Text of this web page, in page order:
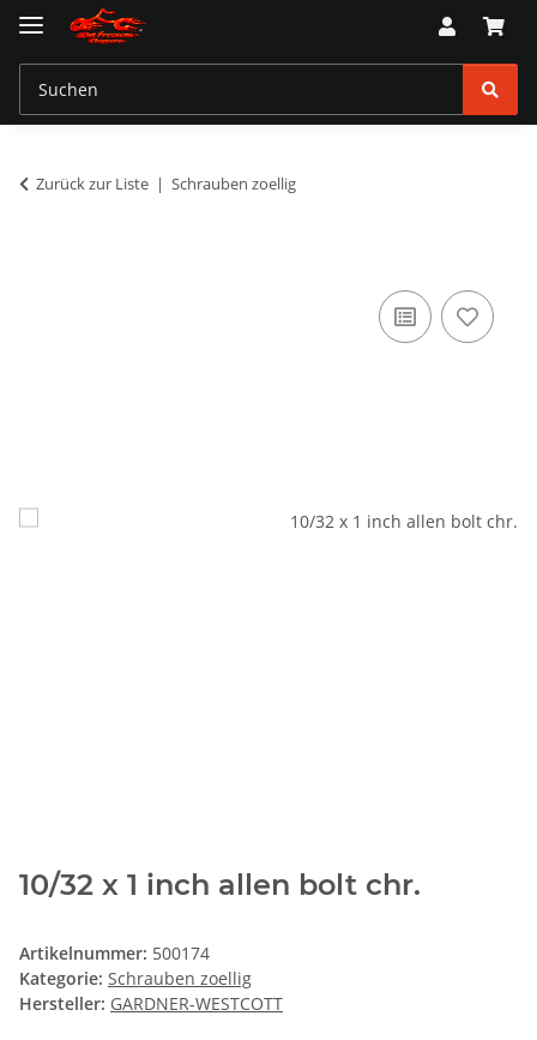
Zurück zur Liste Schrauben zoellig
10/32 x 1 inch allen bolt chr.
Artikelnummer: 500174
Kategorie: Schrauben zoellig
Hersteller: GARDNER-WESTCOTT